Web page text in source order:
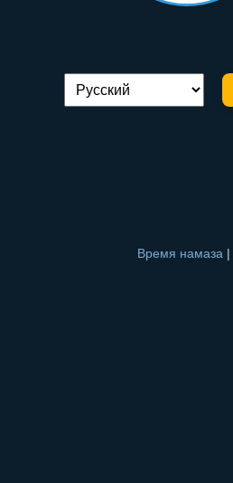
Переключение языка:
Время намаза |